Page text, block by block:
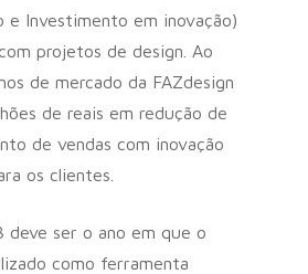
e Investimento em inovação)
projetos de design. Ao
de mercado da FAZdesign
de reais em redução de
de vendas com inovação
os clientes.
deve ser o ano em que o
como ferramenta